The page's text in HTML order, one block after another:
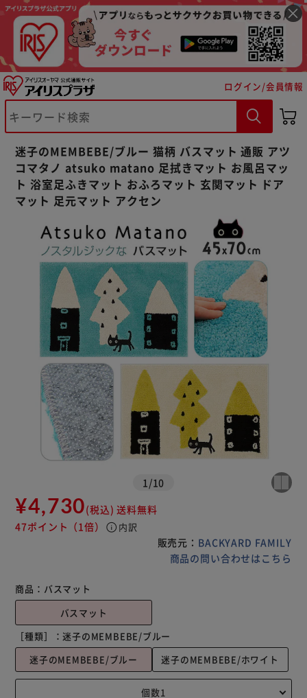
ログイン/会員情報
迷子のMEMBEBE/ブルー 猫柄 バスマット 通販 アツ
コマタノ atsuko matano 足拭きマット お風呂マッ
ト 浴室足ふきマット おふろマット 玄関マット ドア
マット 足元マット アクセン
1 /10
¥4,730(税込) 送料無料
47ポイント （1倍） info 内訳
販売元： BACKYARD FAMILY
商品の問い合わせはこちら
商品： バスマット
バスマット
［種類］：迷子のMEMBEBE/ブルー
迷子のMEMBEBE/ブルー
迷子のMEMBEBE/ホワイト
※ご確認ください
カートに入れる 購入手続きへ